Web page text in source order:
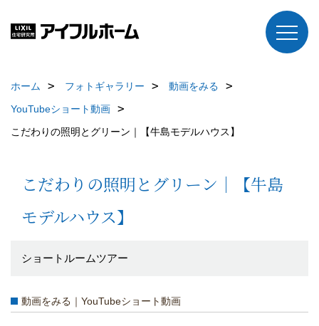
ホーム フォトギャラリー
動画をみる
YouTubeショート動画
こだわりの照明とグリーン｜【牛島モデルハウス】
こだわりの照明とグリーン｜【牛島
モデルハウス】
ショートルームツアー
動画をみる｜YouTubeショート動画